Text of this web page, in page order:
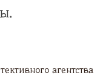
агентства